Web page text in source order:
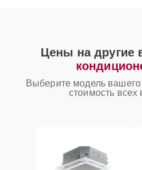
Цены на другие
Выберите модель вашего
стоимость всех